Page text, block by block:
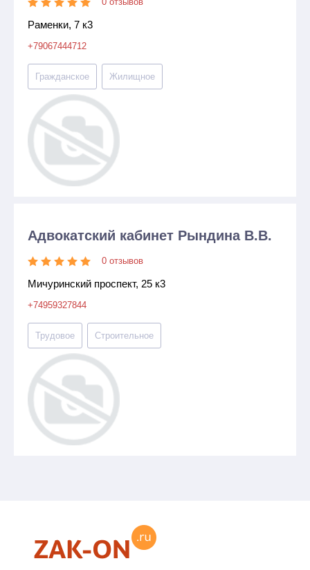
Раменки, 7 к3
+79067444712
Гражданское Жилищное
Адвокатский кабинет Рындина В.В.
0 отзывов
Мичуринский проспект, 25 к3
+74959327844
Трудовое Строительное